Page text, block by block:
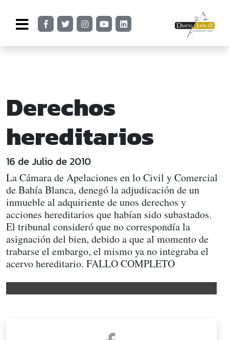
Derechos
hereditarios
16 de Julio de 2010
La Cámara de Apelaciones en lo Civil y Comercial
de Bahía Blanca, denegó la adjudicación de un
inmueble al adquiriente de unos derechos y
acciones hereditarios que habían sido subastados.
El tribunal consideró que no correspondía la
asignación del bien, debido a que al momento de
trabarse el embargo, el mismo ya no integraba el
acervo hereditario. FALLO COMPLETO